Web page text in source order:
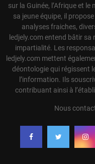
sur la Guinée, l’Afrique et
sa jeune équipe, il
analyses fraiches,
ledjely.com entend bâtir
impartialité. Les
ledjely.com mettent
déontologie qui régissent
l’information. Ils
contribuant ainsi à
Nous